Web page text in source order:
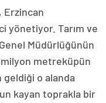
Erzincan
yönetiyor. Tarım ve
Müdürlüğünün
milyon metreküpün
geldiği o alanda
kayan toprakla bir